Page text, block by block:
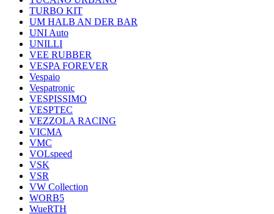
TURBO KIT
UM HALB AN DER BAR
UNI Auto
UNILLI
VEE RUBBER
VESPA FOREVER
Vespaio
Vespatronic
VESPISSIMO
VESPTEC
VEZZOLA RACING
VICMA
VMC
VOLspeed
VSK
VSR
VW Collection
WORB5
WueRTH